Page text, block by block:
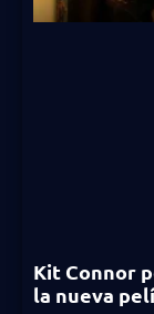
Kit Connor
la nueva